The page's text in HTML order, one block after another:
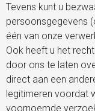
Tevens kunt u
persoonsgegevens
één van onze
Ook heeft u het
door ons te laten
direct aan een
legitimeren voordat
voornoemde